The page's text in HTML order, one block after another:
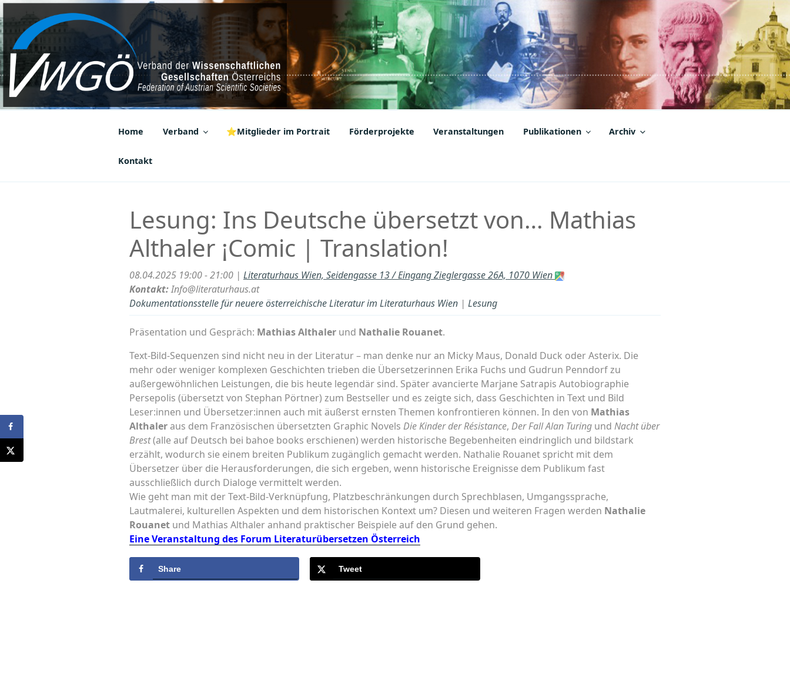
Zum
Inhalt
springen
VWGÖ
Federation of Austrian Scientific Societies
Home Verband ⭐Mitglieder im Portrait Förderprojekte Veranstaltungen Publikationen Archiv
Kontakt
Lesung: Ins Deutsche übersetzt von… Mathias
Althaler ¡Comic | Translation!
08.04.2025 19:00 - 21:00 | Literaturhaus Wien, Seidengasse 13 / Eingang Zieglergasse 26A, 1070 Wien
Kontakt:Info@literaturhaus.at
Dokumentationsstelle für neuere österreichische Literatur im Literaturhaus Wien | Lesung
Präsentation und Gespräch: Mathias Althaler und Nathalie Rouanet.
Text-Bild-Sequenzen sind nicht neu in der Literatur – man denke nur an Micky Maus, Donald Duck oder Asterix. Die
mehr oder weniger komplexen Geschichten trieben die Übersetzerinnen Erika Fuchs und Gudrun Penndorf zu
außergewöhnlichen Leistungen, die bis heute legendär sind. Später avancierte Marjane Satrapis Autobiographie
Persepolis (übersetzt von Stephan Pörtner) zum Bestseller und es zeigte sich, dass Geschichten in Text und Bild
Leser:innen und Übersetzer:innen auch mit äußerst ernsten Themen konfrontieren können. In den von Mathias
Althaleraus dem Französischen übersetzten Graphic Novels Die Kinder der Résistance, Der Fall Alan Turing und Nacht über
Brest(alle auf Deutsch bei bahoe books erschienen) werden historische Begebenheiten eindringlich und bildstark
erzählt, wodurch sie einem breiten Publikum zugänglich gemacht werden. Nathalie Rouanet spricht mit dem
Übersetzer über die Herausforderungen, die sich ergeben, wenn historische Ereignisse dem Publikum fast
ausschließlich durch Dialoge vermittelt werden.
Wie geht man mit der Text-Bild-Verknüpfung, Platzbeschränkungen durch Sprechblasen, Umgangssprache,
Lautmalerei, kulturellen Aspekten und dem historischen Kontext um? Diesen und weiteren Fragen werden Nathalie
Rouanet und Mathias Althaler anhand praktischer Beispiele auf den Grund gehen.
Eine Veranstaltung des Forum Literaturübersetzen Österreich
Share Tweet